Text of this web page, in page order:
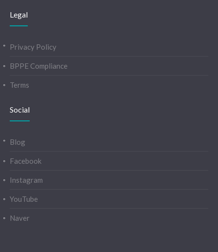
Legal
Privacy Policy
BPPE Compliance
Terms
Social
Blog
Facebook
Instagram
YouTube
Naver